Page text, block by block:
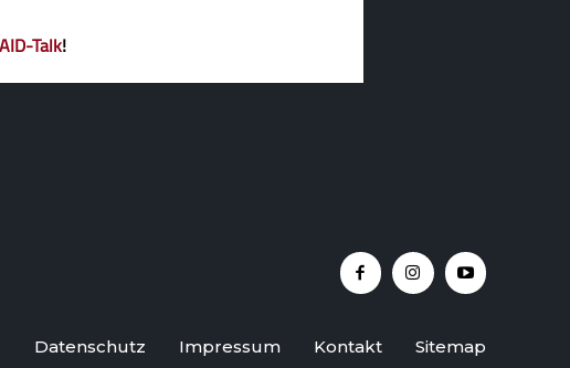
Talk!
Datenschutz Impressum Kontakt Sitemap